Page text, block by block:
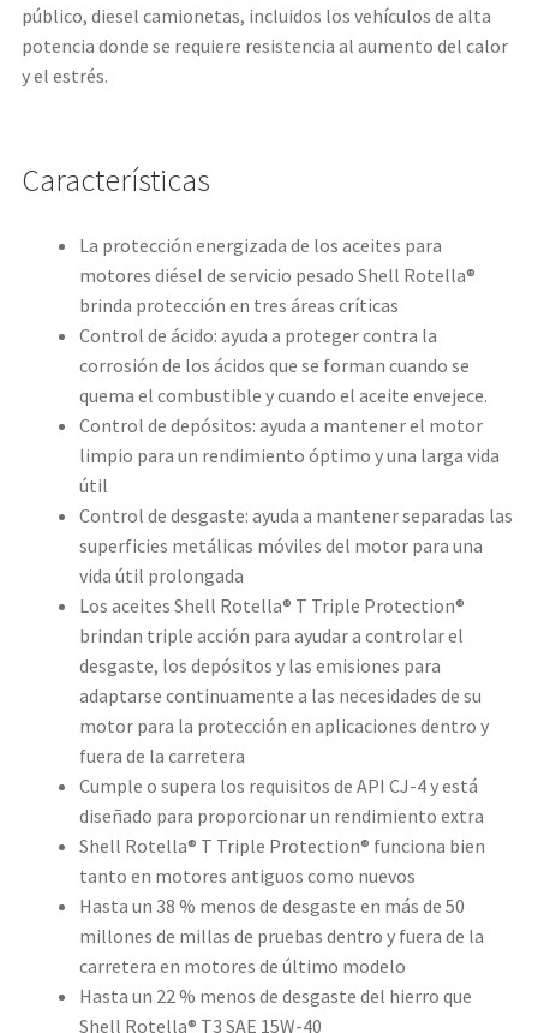
público, diesel camionetas, incluidos los vehículos de alta
potencia donde se requiere resistencia al aumento del calor
y el estrés.
Características
La protección energizada de los aceites para
motores diésel de servicio pesado Shell Rotella®
brinda protección en tres áreas críticas
Control de ácido: ayuda a proteger contra la
corrosión de los ácidos que se forman cuando se
quema el combustible y cuando el aceite envejece.
Control de depósitos: ayuda a mantener el motor
limpio para un rendimiento óptimo y una larga vida
útil
Control de desgaste: ayuda a mantener separadas las
superficies metálicas móviles del motor para una
vida útil prolongada
Los aceites Shell Rotella® T Triple Protection®
brindan triple acción para ayudar a controlar el
desgaste, los depósitos y las emisiones para
adaptarse continuamente a las necesidades de su
motor para la protección en aplicaciones dentro y
fuera de la carretera
Cumple o supera los requisitos de API CJ-4 y está
diseñado para proporcionar un rendimiento extra
Shell Rotella® T Triple Protection® funciona bien
tanto en motores antiguos como nuevos
Hasta un 38 % menos de desgaste en más de 50
millones de millas de pruebas dentro y fuera de la
carretera en motores de último modelo
Hasta un 22 % menos de desgaste del hierro que
Shell Rotella® T3 SAE 15W-40